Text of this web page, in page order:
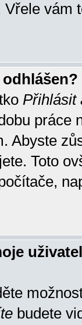
vám
Přihlásit
práce
Abyste
Toto
budete